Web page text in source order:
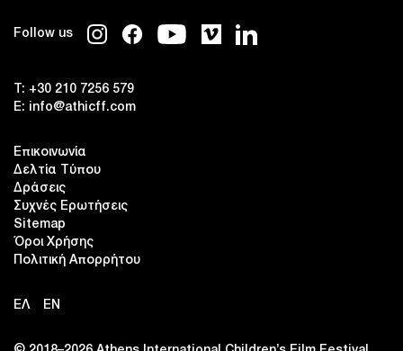
Follow us
T: +30 210 7256 579
E: info@athicff.com
Επικοινωνία
Δελτία Τύπου
Δράσεις
Συχνές Ερωτήσεις
Sitemap
Όροι Χρήσης
Πολιτική Απορρήτου
ΕΛ EN